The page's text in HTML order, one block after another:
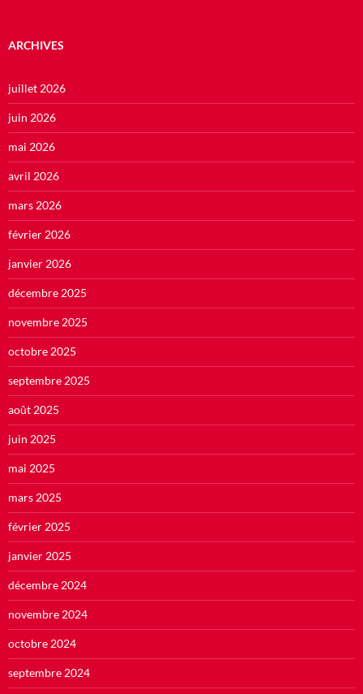
ARCHIVES
juillet 2026
juin 2026
mai 2026
avril 2026
mars 2026
février 2026
janvier 2026
décembre 2025
novembre 2025
octobre 2025
septembre 2025
août 2025
juin 2025
mai 2025
mars 2025
février 2025
janvier 2025
décembre 2024
novembre 2024
octobre 2024
septembre 2024